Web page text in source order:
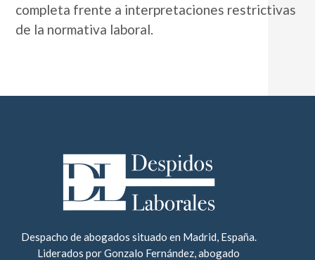
completa frente a interpretaciones restrictivas
de la normativa laboral.
Despacho de abogados situado en Madrid, España.
Liderados por Gonzalo Fernández, abogado